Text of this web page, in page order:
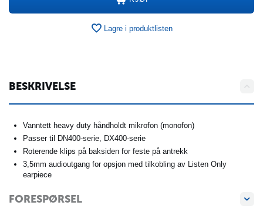
Lagre i produktlisten
BESKRIVELSE
Vanntett heavy duty håndholdt mikrofon (monofon)
Passer til DN400-serie, DX400-serie
Roterende klips på baksiden for feste på antrekk
3,5mm audioutgang for opsjon med tilkobling av Listen Only
earpiece
FORESPØRSEL